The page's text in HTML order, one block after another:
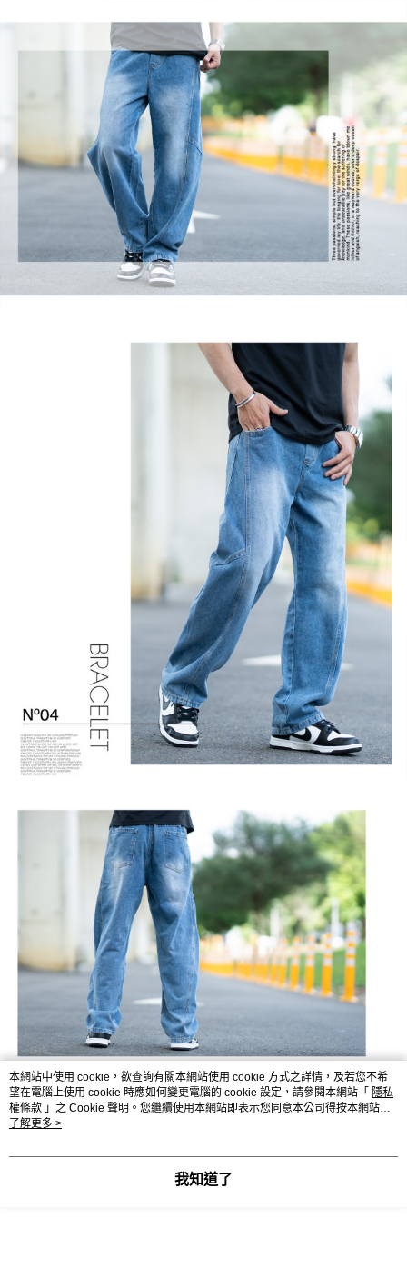
本網站中使用 cookie，欲查詢有關本網站使用 cookie 方式之詳情，及若您不希
望在電腦上使用 cookie 時應如何變更電腦的 cookie 設定，請參閱本網站「 隱私
權條款 」之 Cookie 聲明。您繼續使用本網站即表示您同意本公司得按本網站使
用條款之 Cookie 聲明使用 cookie。
了解更多 >
我知道了